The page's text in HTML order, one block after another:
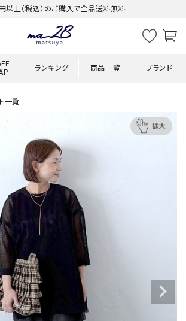
以上（税込）のご購入で全品送料無料
ランキング 商品一覧 ブランド
一覧